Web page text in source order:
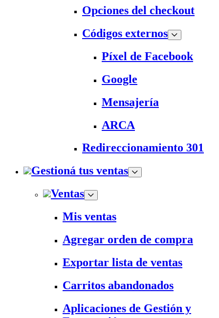
Opciones del checkout
Códigos externos
Píxel de Facebook
Google
Mensajería
ARCA
Redireccionamiento 301
Gestioná tus ventas
Ventas
Mis ventas
Agregar orden de compra
Exportar lista de ventas
Carritos abandonados
Aplicaciones de Gestión y